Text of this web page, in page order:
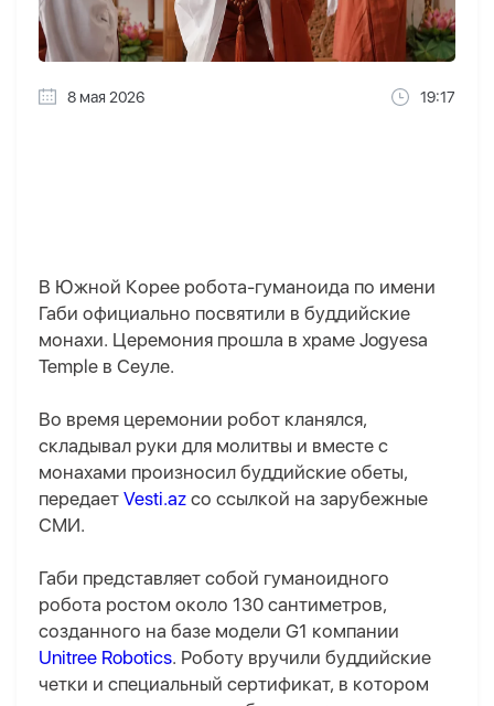
8 мая 2026 19:17
В Южной Корее робота-гуманоида по имени
Габи официально посвятили в буддийские
монахи. Церемония прошла в храме Jogyesa
Temple в Сеуле.
Во время церемонии робот кланялся,
складывал руки для молитвы и вместе с
монахами произносил буддийские обеты,
передает Vesti.az со ссылкой на зарубежные
СМИ.
Габи представляет собой гуманоидного
робота ростом около 130 сантиметров,
созданного на базе модели G1 компании
Unitree Robotics. Роботу вручили буддийские
четки и специальный сертификат, в котором